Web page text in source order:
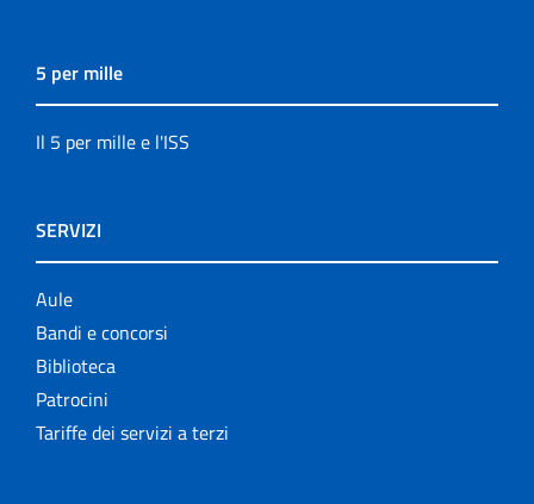
5 per mille
Il 5 per mille e l'ISS
SERVIZI
Aule
Bandi e concorsi
Biblioteca
Patrocini
Tariffe dei servizi a terzi